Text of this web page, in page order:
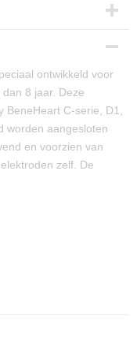
ontwikkeld voor
8 jaar. Deze
C-serie, D1,
worden aangesloten
en voorzien van
zelf. De